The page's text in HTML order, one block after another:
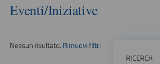
Eventi/Iniziative
Nessun risultato.Rimuovi filtri
RICERCA